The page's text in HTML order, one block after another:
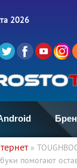
2026
»
помогают